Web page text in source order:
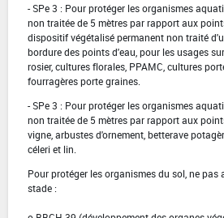
- SPe 3 : Pour protéger les organismes
non traitée de 5 mètres par rapport aux
dispositif végétalisé permanent non traité
bordure des points d'eau, pour les usages
rosier, cultures florales, PPAMC, cultures
fourragères porte graines.
- SPe 3 : Pour protéger les organismes
non traitée de 5 mètres par rapport aux
vigne, arbustes d'ornement, betterave
céleri et lin.
Pour protéger les organismes du sol, ne
stade :